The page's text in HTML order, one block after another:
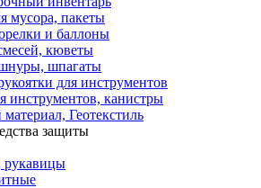
мусора, пакеты
и баллоны
кюветы
шпагаты
для инструментов
инструментов, канистры
Геотекстиль
защиты
рукавицы